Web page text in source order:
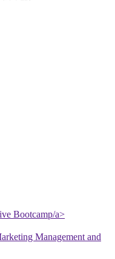
Bootcamp/a>
Management and